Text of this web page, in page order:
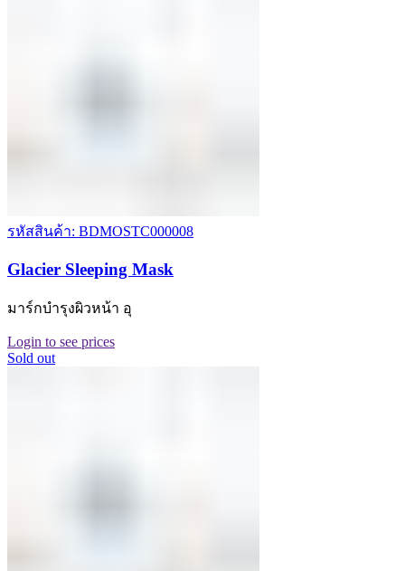
รหัสสินค้า: BDMOSTC000008
Glacier Sleeping Mask
มาร์กบำรุงผิวหน้า อุ
Login to see prices
Sold out